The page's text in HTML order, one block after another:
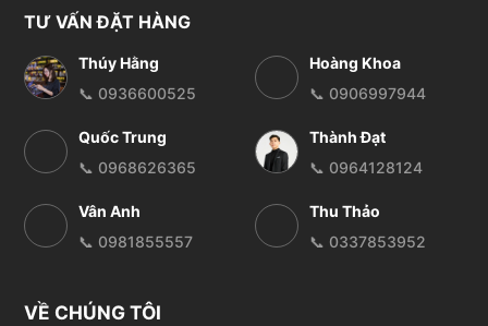
TƯ VẤN ĐẶT HÀNG
Thúy Hằng
📞 0936600525
Hoàng Khoa
📞 0906997944
Quốc Trung
📞 0968626365
Thành Đạt
📞 0964128124
Vân Anh
📞 0981855557
Thu Thảo
📞 0337853952
VỀ CHÚNG TÔI